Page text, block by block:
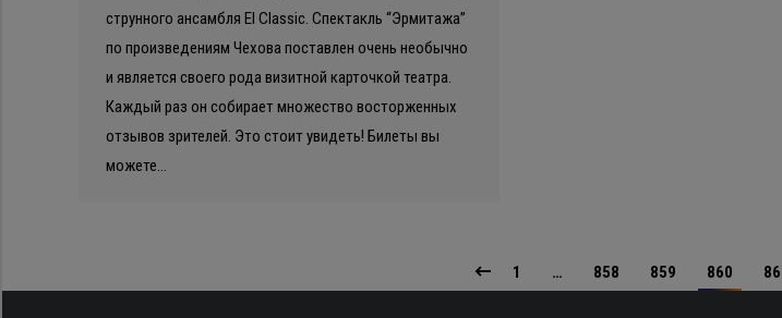
струнного ансамбля El Classic. Спектакль “Эрмитажа”
по произведениям Чехова поставлен очень необычно
и является своего рода визитной карточкой театра.
Каждый раз он собирает множество восторженных
отзывов зрителей. Это стоит увидеть! Билеты вы
можете…
1 … 858 859 860